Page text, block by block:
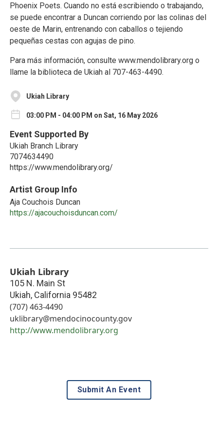
Phoenix Poets. Cuando no está escribiendo o trabajando,
se puede encontrar a Duncan corriendo por las colinas del
oeste de Marin, entrenando con caballos o tejiendo
pequeñas cestas con agujas de pino.
Para más información, consulte www.mendolibrary.org o
llame la biblioteca de Ukiah al 707-463-4490.
Ukiah Library
03:00 PM - 04:00 PM on Sat, 16 May 2026
Event Supported By
Ukiah Branch Library
7074634490
https://www.mendolibrary.org/
Artist Group Info
Aja Couchois Duncan
https://ajacouchoisduncan.com/
Ukiah Library
105 N. Main St
Ukiah, California 95482
(707) 463-4490
uklibrary@mendocinocounty.gov
http://www.mendolibrary.org
Submit An Event